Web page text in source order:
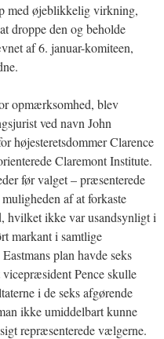
med øjeblikkelig virkning,
droppe den og beholde
af 6. januar-komiteen,
opmærksomhed, blev
ved navn John
højesteretsdommer Clarence
Claremont Institute.
før valget – præsenterede
af at forkaste
hvilket ikke var usandsynligt i
markant i samtlige
plan havde seks
Pence skulle
i de seks afgørende
ikke umiddelbart kunne
repræsenterede vælgerne.